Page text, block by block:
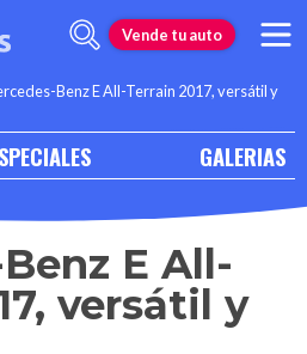
Vende tu auto
Benz E All-Terrain 2017, versátil y
GALERIAS
E All-
versátil y